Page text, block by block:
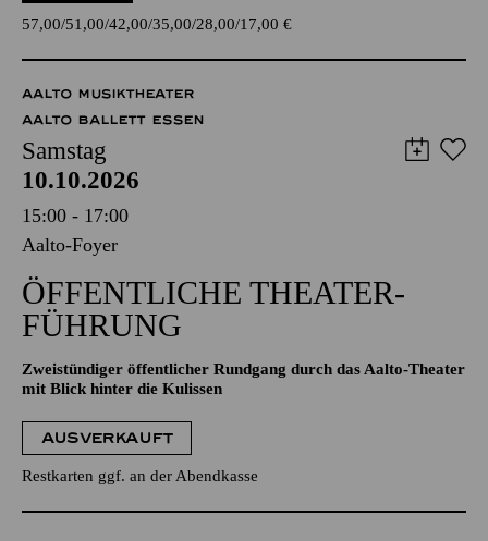
57,00 51,00 42,00 35,00 28,00 17,00 €
AALTO MUSIKTHEATER
AALTO BALLETT ESSEN
Samstag
10.10.2026
15:00 - 17:00
Aalto-Foyer
ÖFFENTLICHE THEATER­
FÜHRUNG
Zweistündiger öffentlicher Rundgang durch das Aalto-Theater
mit Blick hinter die Kulissen
AUSVERKAUFT
Restkarten ggf. an der Abendkasse